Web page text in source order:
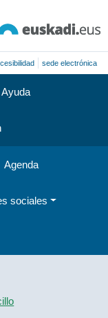
sede electrónica
Ayuda
Agenda
sociales